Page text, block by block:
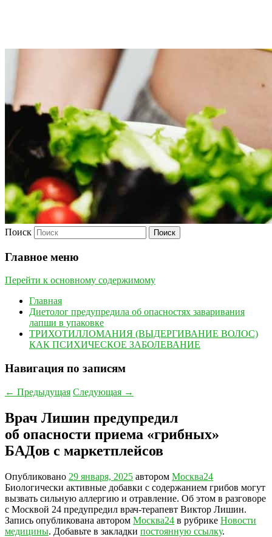
Поиск
Главное меню
Перейти к основному содержимому
Главная
Диетолог предупредила об опасностях заваривания
лапши в упаковке
ТРИХОТИЛЛОМАНИЯ (ВЫДЕРГИВАНИЕ ВОЛОС)
КАК ПСИХИЧЕСКОЕ ЗАБОЛЕВАНИЕ
Навигация по записям
← Предыдущая Следующая →
Врач Лишин предупредил
об опасности приема «грибных»
БАДов с маркетплейсов
Опубликовано 29 января, 2025 автором Москва24
Биологически активные добавки с содержанием грибов могут
вызвать сильную аллергию и отравление. Об этом в разговоре
с Москвой 24 предупредил врач-терапевт Виктор Лишин.
Запись опубликована автором Москва24 в рубрике Новости
медицины. Добавьте в закладки постоянную ссылку.